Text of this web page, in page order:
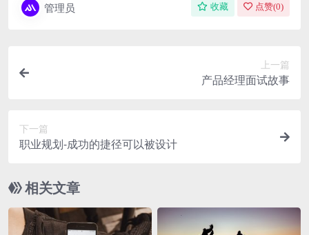
管理员 收藏 点赞(0)
上一篇
产品经理面试故事
下一篇
职业规划-成功的捷径可以被设计
相关文章